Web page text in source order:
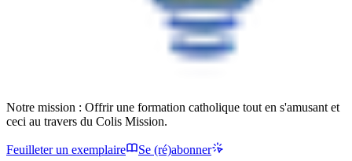
Notre mission : Offrir une formation catholique tout en s'amusant et
ceci au travers du Colis Mission.
Feuilleter un exemplaire Se (ré)abonner